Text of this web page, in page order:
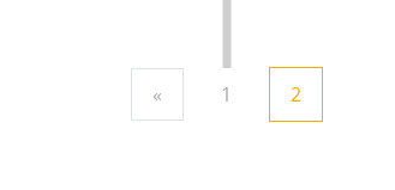
« 1 2